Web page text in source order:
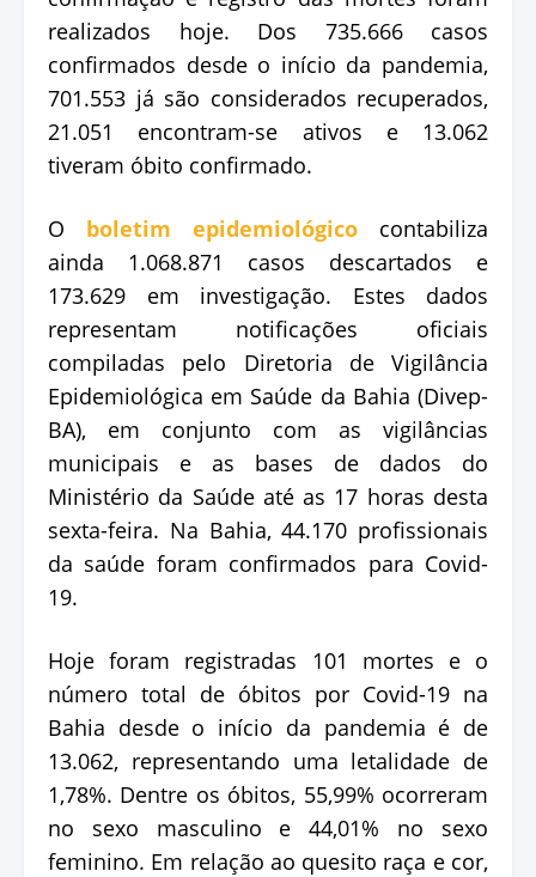
realizados hoje. Dos 735.666 casos
confirmados desde o início da pandemia,
701.553 já são considerados recuperados,
21.051 encontram-se ativos e 13.062
tiveram óbito confirmado.
O boletim epidemiológico contabiliza
ainda 1.068.871 casos descartados e
173.629 em investigação. Estes dados
representam notificações oficiais
compiladas pelo Diretoria de Vigilância
Epidemiológica em Saúde da Bahia (Divep-
BA), em conjunto com as vigilâncias
municipais e as bases de dados do
Ministério da Saúde até as 17 horas desta
sexta-feira. Na Bahia, 44.170 profissionais
da saúde foram confirmados para Covid-
19.
Hoje foram registradas 101 mortes e o
número total de óbitos por Covid-19 na
Bahia desde o início da pandemia é de
13.062, representando uma letalidade de
1,78%. Dentre os óbitos, 55,99% ocorreram
no sexo masculino e 44,01% no sexo
feminino. Em relação ao quesito raça e cor,